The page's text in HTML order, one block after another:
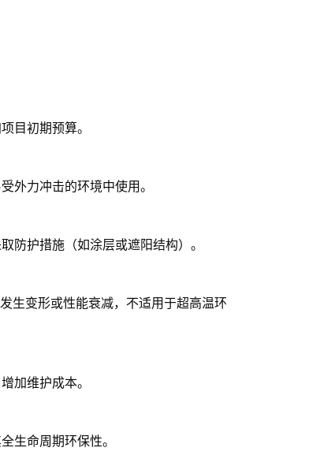
目初期预算。
外力冲击的环境中使用。
防护措施（如涂层或遮阳结构）。
生变形或性能衰减，不适用于超高温环
加维护成本。
生命周期环保性。